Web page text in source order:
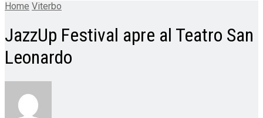
Home Viterbo
JazzUp Festival apre al Teatro San
Leonardo